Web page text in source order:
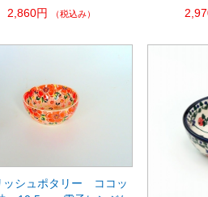
2,860円
（税込み）
ッシュポタリー ココッ